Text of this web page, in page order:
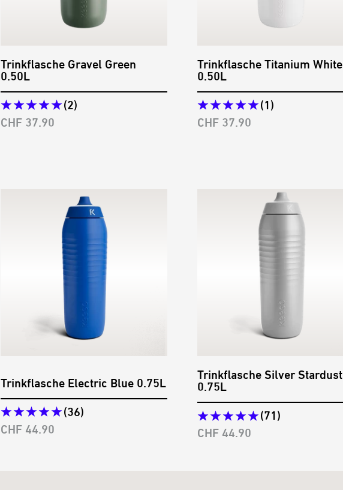
Trinkflasche Gravel Green
0.50L
(2)
Angebotspreis
CHF 37.90
Trinkflasche Titanium White
0.50L
(1)
Angebotspreis
CHF 37.90
Trinkflasche Electric Blue 0.75L
(36)
Angebotspreis
CHF 44.90
Trinkflasche Silver Stardust
0.75L
(71)
Angebotspreis
CHF 44.90